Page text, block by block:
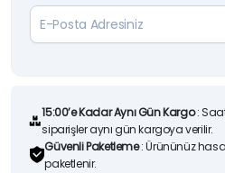
15:00’e Kadar Aynı Gün Kargo:
siparişler aynı gün kargoya verilir.
Güvenli Paketleme: Ürününüz
paketlenir.